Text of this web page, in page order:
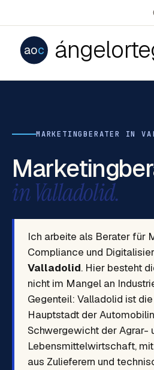
aoc
MARKETINGBERATER IN
in Valladolid.
Ich arbeite als Berater für
Compliance und
Valladolid. Hier besteht
nicht im Mangel an
Gegenteil: Valladolid ist
Hauptstadt der
Schwergewicht der Agrar-
Lebensmittelwirtschaft,
aus Zulieferern und